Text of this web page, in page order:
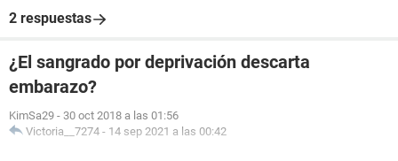
2 respuestas
¿El sangrado por deprivación descarta
embarazo?
KimSa29 - 30 oct 2018 a las 01:56
Victoria__7274 - 14 sep 2021 a las 00:42